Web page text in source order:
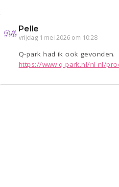
Pelle
vrijdag 1 mei 2026 om 10:28
Q-park had ik ook gevonden.
https://www.q-park.nl/nl-nl/